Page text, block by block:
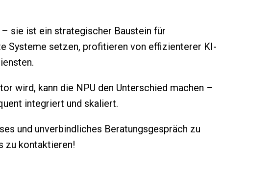
sie ist ein strategischer Baustein für
Systeme setzen, profitieren von effizienterer KI-
wird, kann die NPU den Unterschied machen –
integriert und skaliert.
und unverbindliches Beratungsgespräch zu
zu kontaktieren!